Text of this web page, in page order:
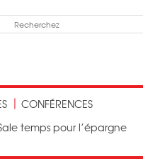
CONFÉRENCES
temps pour l’épargne